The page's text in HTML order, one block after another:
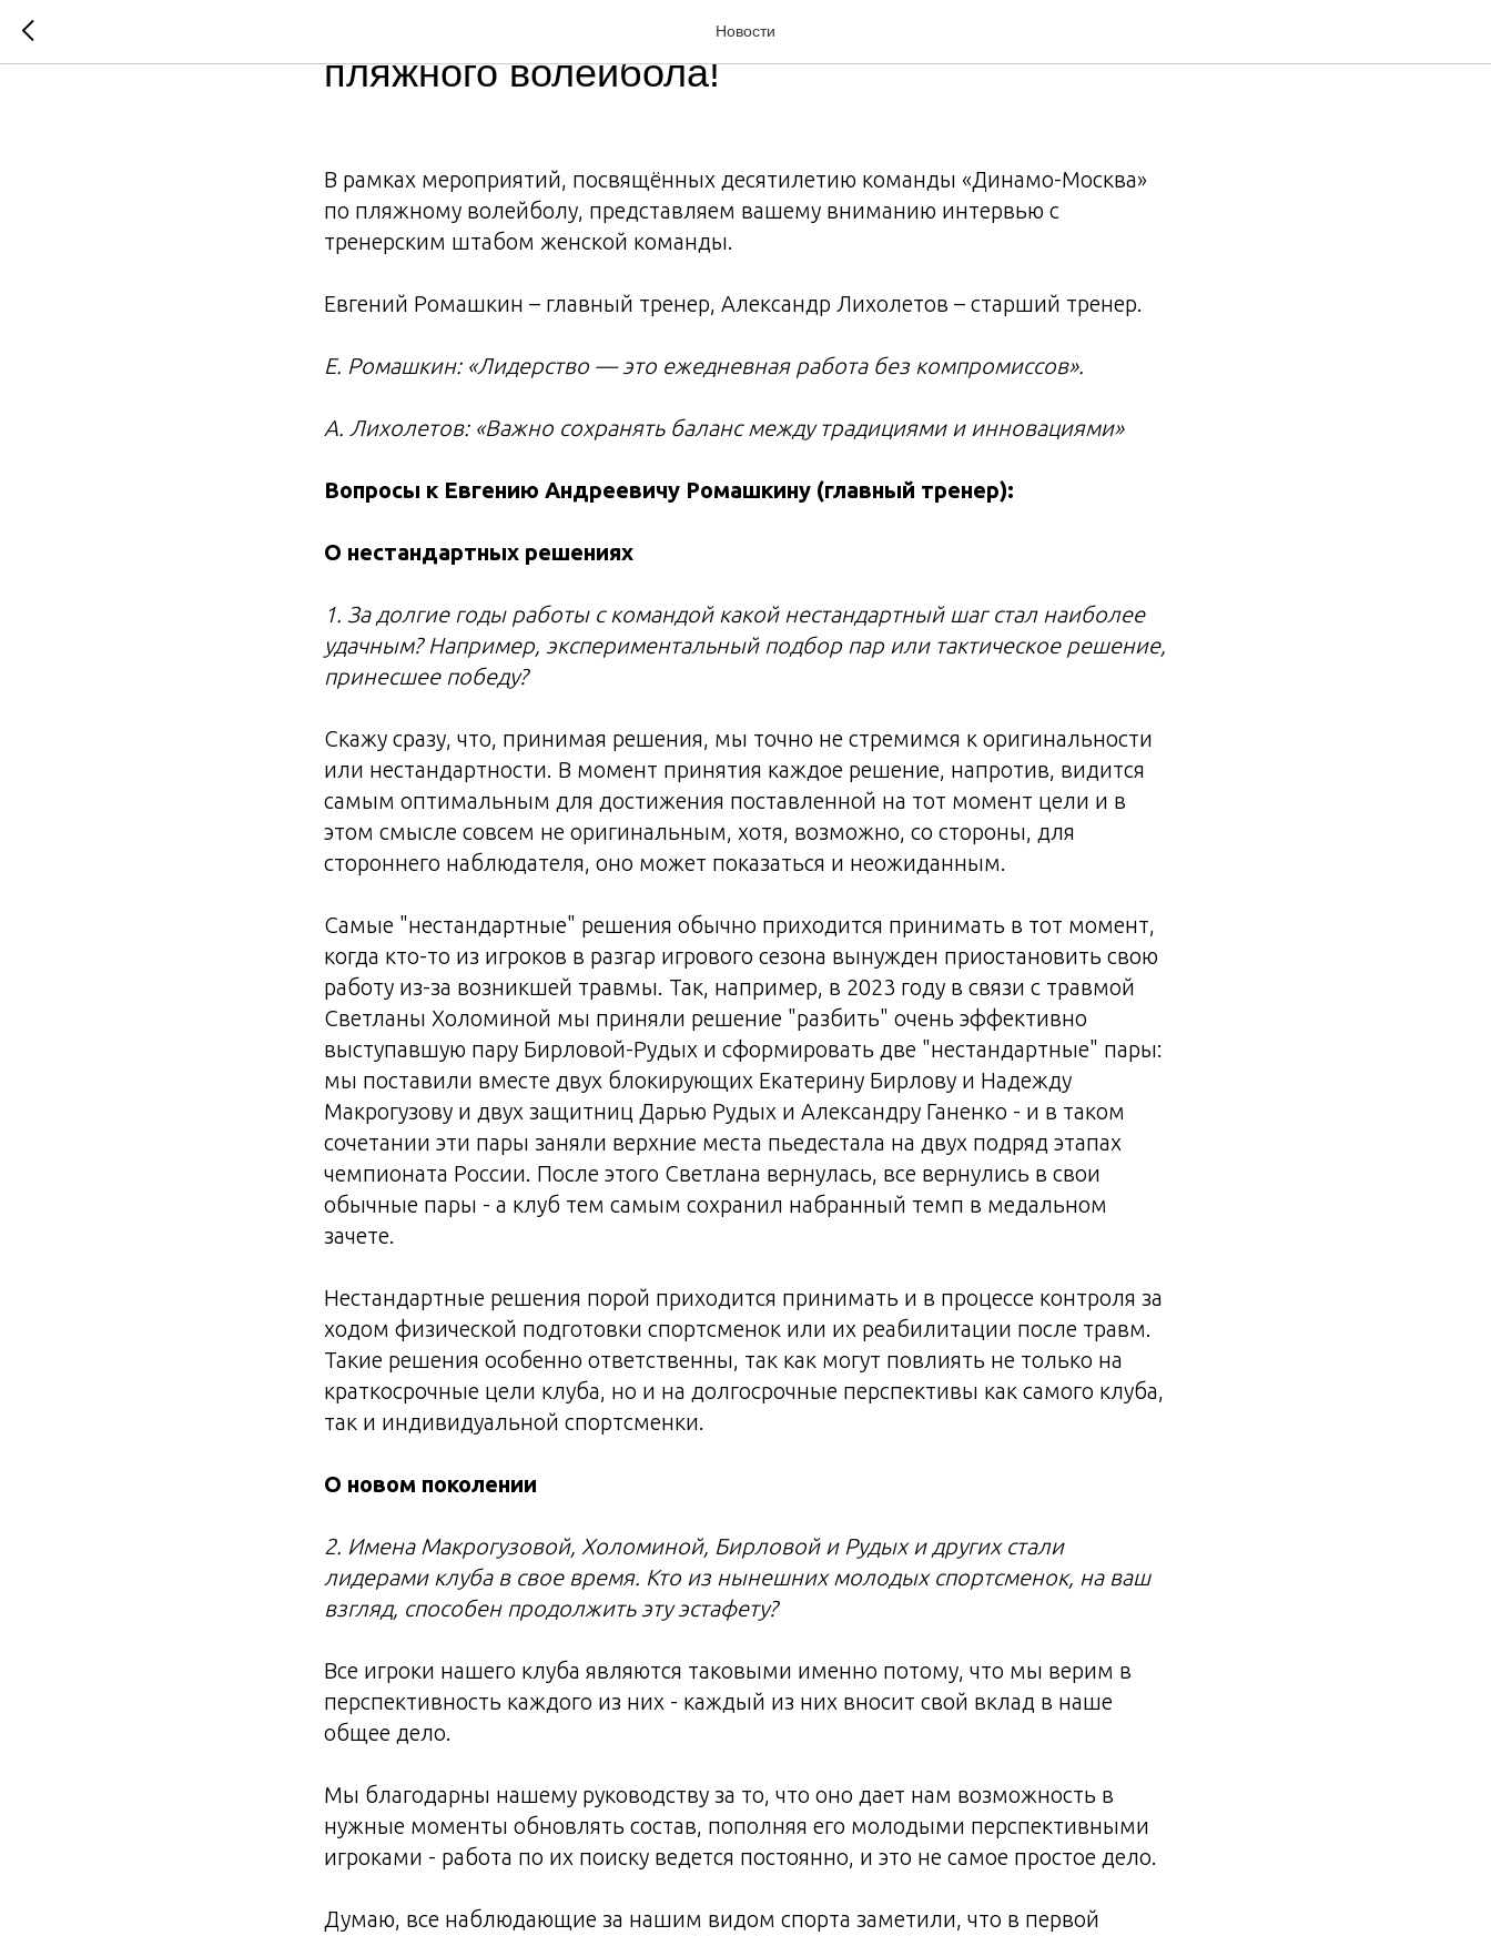
Новости
Уважаемые болельщики и любители
пляжного волейбола!
В рамках мероприятий, посвящённых десятилетию команды «Динамо-Москва»
по пляжному волейболу, представляем вашему вниманию интервью с
тренерским штабом женской команды.
Евгений Ромашкин – главный тренер, Александр Лихолетов – старший тренер.
Е. Ромашкин: «Лидерство — это ежедневная работа без компромиссов».
А. Лихолетов: «Важно сохранять баланс между традициями и инновациями»
Вопросы к Евгению Андреевичу Ромашкину (главный тренер):
О нестандартных решениях
1. За долгие годы работы с командой какой нестандартный шаг стал наиболее
удачным? Например, экспериментальный подбор пар или тактическое решение,
принесшее победу?
Скажу сразу, что, принимая решения, мы точно не стремимся к оригинальности
или нестандартности. В момент принятия каждое решение, напротив, видится
самым оптимальным для достижения поставленной на тот момент цели и в
этом смысле совсем не оригинальным, хотя, возможно, со стороны, для
стороннего наблюдателя, оно может показаться и неожиданным.
Самые "нестандартные" решения обычно приходится принимать в тот момент,
когда кто-то из игроков в разгар игрового сезона вынужден приостановить свою
работу из-за возникшей травмы. Так, например, в 2023 году в связи с травмой
Светланы Холоминой мы приняли решение "разбить" очень эффективно
выступавшую пару Бирловой-Рудых и сформировать две "нестандартные" пары:
мы поставили вместе двух блокирующих Екатерину Бирлову и Надежду
Макрогузову и двух защитниц Дарью Рудых и Александру Ганенко - и в таком
сочетании эти пары заняли верхние места пьедестала на двух подряд этапах
чемпионата России. После этого Светлана вернулась, все вернулись в свои
обычные пары - а клуб тем самым сохранил набранный темп в медальном
зачете.
Нестандартные решения порой приходится принимать и в процессе контроля за
ходом физической подготовки спортсменок или их реабилитации после травм.
Такие решения особенно ответственны, так как могут повлиять не только на
краткосрочные цели клуба, но и на долгосрочные перспективы как самого клуба,
так и индивидуальной спортсменки.
О новом поколении
2. Имена Макрогузовой, Холоминой, Бирловой и Рудых и других стали
лидерами клуба в свое время. Кто из нынешних молодых спортсменок, на ваш
взгляд, способен продолжить эту эстафету?
Все игроки нашего клуба являются таковыми именно потому, что мы верим в
перспективность каждого из них - каждый из них вносит свой вклад в наше
общее дело.
Мы благодарны нашему руководству за то, что оно дает нам возможность в
нужные моменты обновлять состав, пополняя его молодыми перспективными
игроками - работа по их поиску ведется постоянно, и это не самое простое дело.
Думаю, все наблюдающие за нашим видом спорта заметили, что в первой